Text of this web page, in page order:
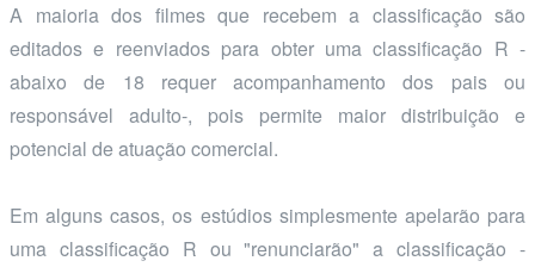
A maioria dos filmes que recebem a classificação são
editados e reenviados para obter uma classificação R -
abaixo de 18 requer acompanhamento dos pais ou
responsável adulto-, pois permite maior distribuição e
potencial de atuação comercial.
Em alguns casos, os estúdios simplesmente apelarão para
uma classificação R ou "renunciarão" a classificação -